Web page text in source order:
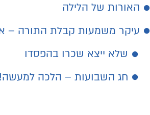
האורות של הלילה
עיקר משמעות קבלת התורה –
שלא ייצא שכרו בהפסדו
חג השבועות – הלכה למעשה!